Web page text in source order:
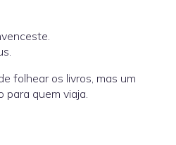
folhear os livros, mas um
para quem viaja.